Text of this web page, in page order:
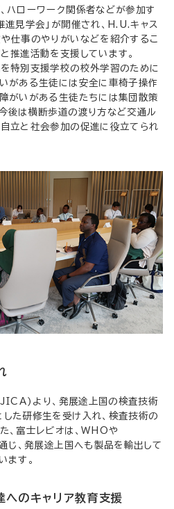
ハローワーク関係者などが参加す
進見学会」が開催され、H.U.キャス
仕事のやりがいなどを紹介するこ
推進活動を支援しています。
特別支援学校の校外学習のために
がある生徒には安全に車椅子操作
がいがある生徒たちには集団散策
後は横断歩道の渡り方など交通ル
立と社会参加の促進に役立てられ
より、発展途上国の検査技術
た研修生を受け入れ、検査技術の
、富士レビオは、WHOや
、発展途上国へも製品を輸出して
ます。
のキャリア教育支援